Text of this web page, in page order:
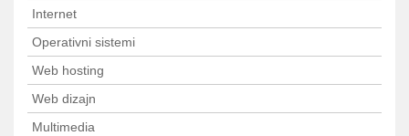
Internet
Operativni sistemi
Web hosting
Web dizajn
Multimedia